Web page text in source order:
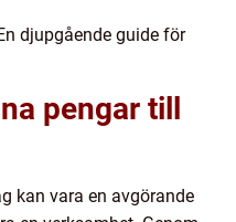
djupgående guide för
pengar till
kan vara en avgörande